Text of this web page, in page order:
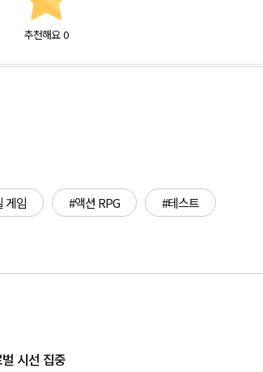
추천해요 0
게임 #액션 RPG
#테스트
시선 집중